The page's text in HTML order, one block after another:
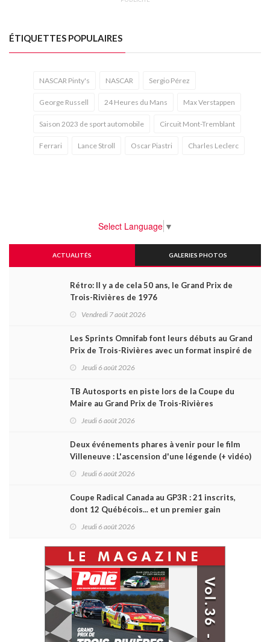
ÉTIQUETTES POPULAIRES
NASCAR Pinty's NASCAR Sergio Pérez
George Russell 24 Heures du Mans Max Verstappen
Saison 2023 de sport automobile Circuit Mont-Tremblant
Ferrari Lance Stroll Oscar Piastri Charles Leclerc
Select Language ▼
ACTUALITÉS GALERIES PHOTOS
Rétro: Il y a de cela 50 ans, le Grand Prix de
Trois-Rivières de 1976
Vendredi 7 août 2026
Les Sprints Omnifab font leurs débuts au Grand
Prix de Trois-Rivières avec un format inspiré de
Jeudi 6 août 2026
TB Autosports en piste lors de la Coupe du
Maire au Grand Prix de Trois-Rivières
Jeudi 6 août 2026
Deux événements phares à venir pour le film
Villeneuve : L'ascension d'une légende (+ vidéo)
Jeudi 6 août 2026
Coupe Radical Canada au GP3R : 21 inscrits,
dont 12 Québécois... et un premier gain
Jeudi 6 août 2026